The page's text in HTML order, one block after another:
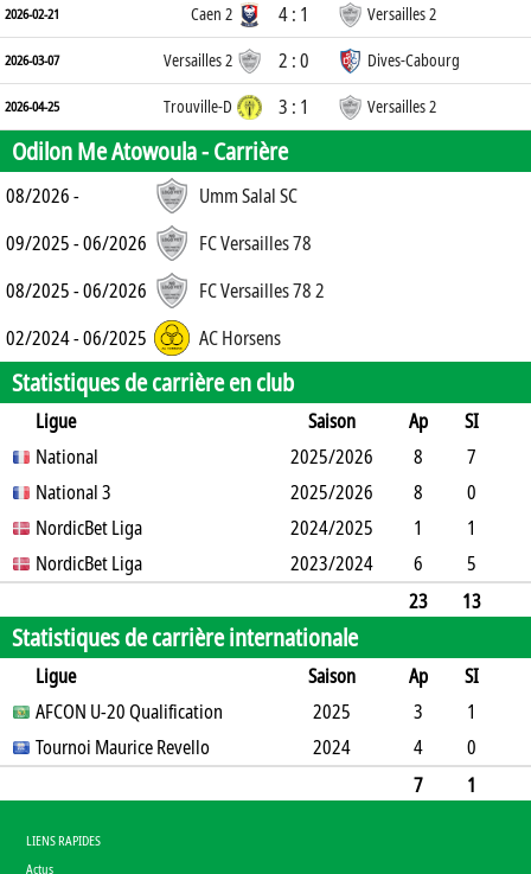
2026-02-21 Caen 2 4 : 1 Versailles 2
2026-03-07 Versailles 2 2 : 0 Dives-Cabourg
2026-04-25 Trouville-D 3 : 1 Versailles 2
Odilon Me Atowoula -Carrière
08/2026 -
Umm Salal SC
09/2025 - 06/2026
FC Versailles 78
08/2025 - 06/2026
FC Versailles 78 2
02/2024 - 06/2025
AC Horsens
Statistiques de carrière en club
Ligue Saison Ap
SI
SO
B 2J CR Min
National 2025/2026 8
7
1
8 0 0 153
National 3 2025/2026 8
0
4
0 1 0 0 615
NordicBet Liga 2024/2025 1
1
0
11 0 0 0 30
NordicBet Liga 2023/2024 6
5
119
23
13
6
30 1 1 0 0 0
Statistiques de carrière internationale
Ligue Saison Ap
SI
SO
B B A CR Min
AFCON U-20 Qualification 2025 3
1
1
2 0 0 0 167
Tournoi Maurice Revello 2024 4
0
3607
1
LIENS RAPIDES
Actus